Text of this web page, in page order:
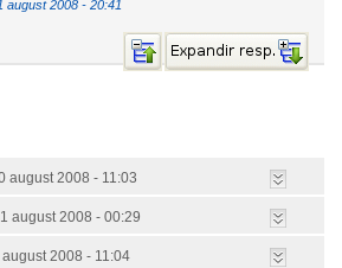
august 2008 - 20:41
august 2008 - 11:03
august 2008 - 00:29
2008 - 11:04